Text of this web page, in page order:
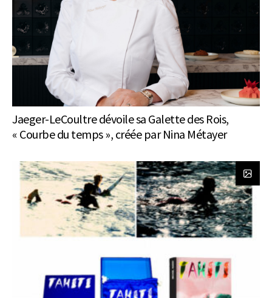
Jaeger-LeCoultre dévoile sa Galette des Rois,
« Courbe du temps », créée par Nina Métayer